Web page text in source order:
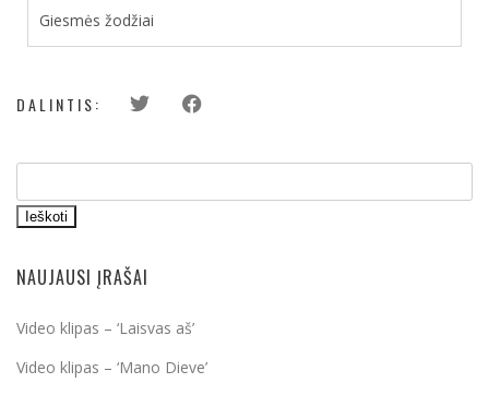
Giesmės žodžiai
DALINTIS:
Ieškoti
NAUJAUSI ĮRAŠAI
Video klipas – ‘Laisvas aš’
Video klipas – ‘Mano Dieve’